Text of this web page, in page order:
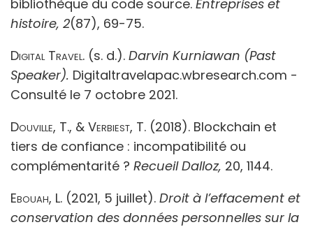
bibliothèque du code source. Entreprises et
histoire, 2(87), 69-75.
Digital Travel. (s. d.). Darvin Kurniawan (Past
Speaker). Digitaltravelapac.wbresearch.com -
Consulté le 7 octobre 2021.
Douville, T., & Verbiest, T. (2018). Blockchain et
tiers de confiance : incompatibilité ou
complémentarité ? Recueil Dalloz, 20, 1144.
Ebouah, L. (2021, 5 juillet). Droit à l’effacement et
conservation des données personnelles sur la